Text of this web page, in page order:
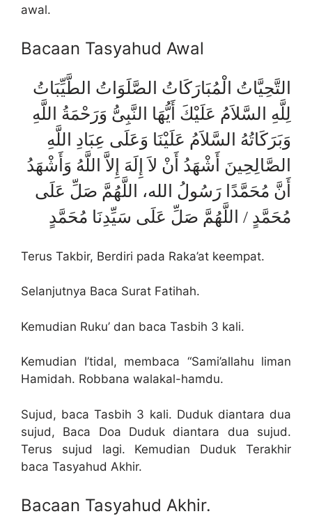
awal.
Bacaan Tasyahud Awal
التَّحِيَّاتُ الْمُبَارَكَاتُ الصَّلَوَاتُ الطَّيِّبَاتُ
لِلَّهِ السَّلاَمُ عَلَيْكَ أَيُّهَا النَّبِىُّ وَرَحْمَةُ اللَّهِ
وَبَرَكَاتُهُ السَّلاَمُ عَلَيْنَا وَعَلَى عِبَادِ اللَّهِ
الصَّالِحِينَ أَشْهَدُ أَنْ لاَ إِلَهَ إِلاَّ اللَّهُ وَأَشْهَدُ
أَنَّ مُحَمَّدًا رَسُولُ الله، اللَّهُمَّ صَلِّ عَلَى
مُحَمَّدٍ / اللَّهُمَّ صَلِّ عَلَى سَيِّدِنَا مُحَمَّدٍ
Terus Takbir, Berdiri pada Raka’at keempat.
Selanjutnya Baca Surat Fatihah.
Kemudian Ruku’ dan baca Tasbih 3 kali.
Kemudian I’tidal, membaca “Sami’allahu liman
Hamidah. Robbana walakal-hamdu.
Sujud, baca Tasbih 3 kali. Duduk diantara dua
sujud, Baca Doa Duduk diantara dua sujud.
Terus sujud lagi. Kemudian Duduk Terakhir
baca Tasyahud Akhir.
Bacaan Tasyahud Akhir.